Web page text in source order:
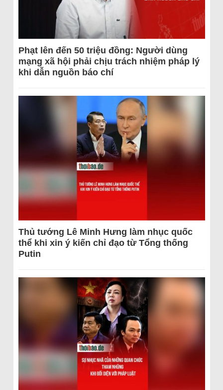
Phạt lên đến 50 triệu đồng: Người dùng
mạng xã hội phải chịu trách nhiệm pháp lý
khi dẫn nguồn báo chí
Thủ tướng Lê Minh Hưng làm nhục quốc
thể khi xin ý kiến chỉ đạo từ Tổng thống
Putin